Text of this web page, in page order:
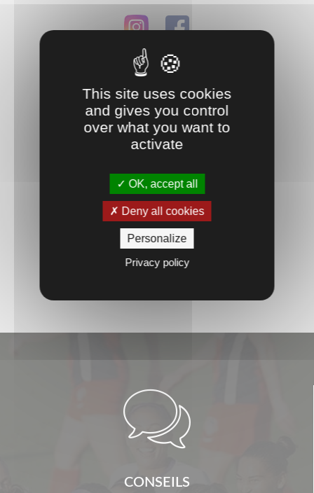
Découvrir
Suivez-nous ...

CONSEILS
This site uses cookies
and gives you control
over what you want to
activate
OK, accept all
Deny all cookies
Personalize
Privacy policy